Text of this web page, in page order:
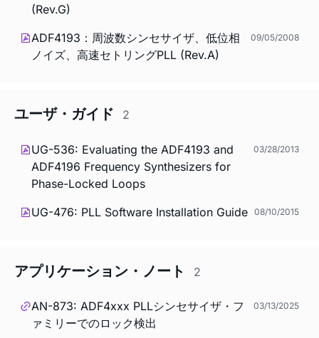
(Rev.G)
ADF4193：周波数シンセサイザ、低位相
ノイズ、高速セトリングPLL (Rev.A)
09/05/2008
ユーザ・ガイド 2
UG-536: Evaluating the ADF4193 and
ADF4196 Frequency Synthesizers for
Phase-Locked Loops
03/28/2013
UG-476: PLL Software Installation Guide 08/10/2015
アプリケーション・ノート 2
AN-873: ADF4xxx PLLシンセサイザ・フ
ァミリーでのロック検出
03/13/2025